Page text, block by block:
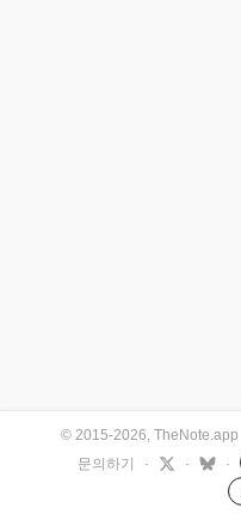
© 2015-2026, TheNote.app
문의하기
· · ·